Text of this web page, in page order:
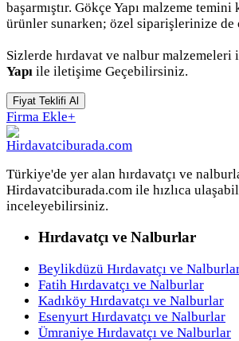
başarmıştır. Gökçe Yapı malzeme temini
ürünler sunarken; özel siparişlerinize
Sizlerde hırdavat ve nalbur malzemeleri
Yapı ile iletişime Geçebilirsiniz.
Fiyat Teklifi Al
Firma Ekle+
Türkiye'de yer alan hırdavatçı ve
Hirdavatciburada.com ile hızlıca
inceleyebilirsiniz.
Hırdavatçı ve Nalburlar
Beylikdüzü Hırdavatçı ve
Fatih Hırdavatçı ve Nalburlar
Kadıköy Hırdavatçı ve Nalburlar
Esenyurt Hırdavatçı ve Nalburlar
Ümraniye Hırdavatçı ve Nalburlar